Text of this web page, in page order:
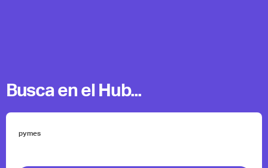
Busca en el Hub...